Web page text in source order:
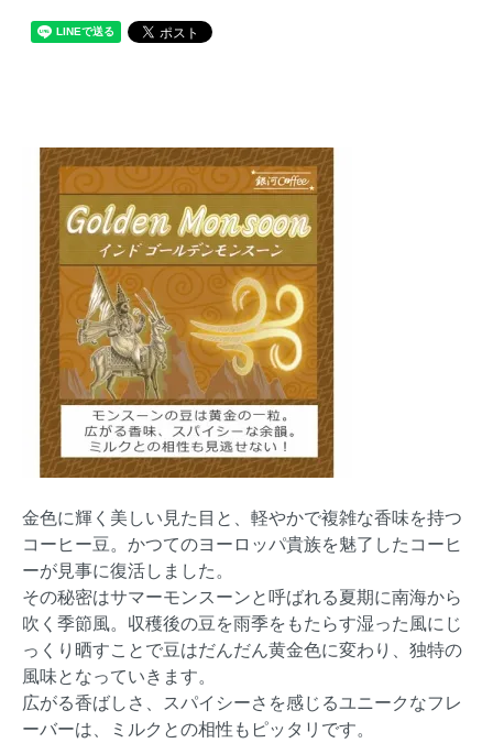
金色に輝く美しい見た目と、軽やかで複雑な香味を持つ
コーヒー豆。かつてのヨーロッパ貴族を魅了したコーヒ
ーが見事に復活しました。
その秘密はサマーモンスーンと呼ばれる夏期に南海から
吹く季節風。収穫後の豆を雨季をもたらす湿った風にじ
っくり晒すことで豆はだんだん黄金色に変わり、独特の
風味となっていきます。
広がる香ばしさ、スパイシーさを感じるユニークなフレ
ーバーは、ミルクとの相性もピッタリです。